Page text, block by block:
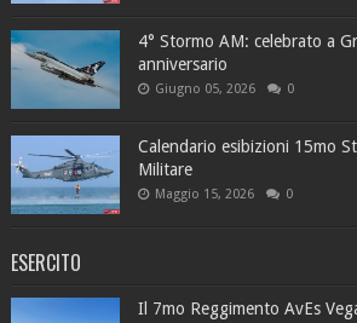
4° Stormo AM: celebrato a
anniversario
Giugno 05, 2026 0
Calendario esibizioni 15mo
Militare
Maggio 15, 2026 0
ESERCITO
Il 7mo Reggimento AvEs